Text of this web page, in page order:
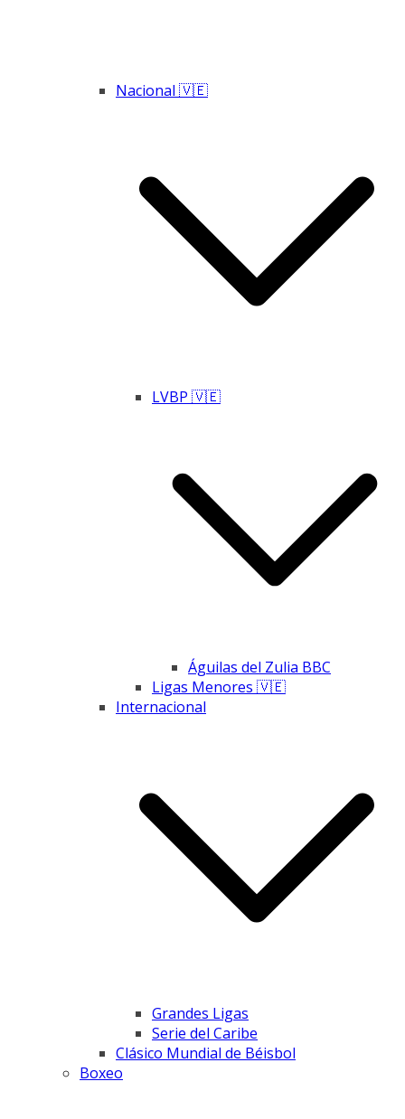
Nacional 🇻🇪
LVBP 🇻🇪
Águilas del Zulia BBC
Ligas Menores 🇻🇪
Internacional
Grandes Ligas
Serie del Caribe
Clásico Mundial de Béisbol
Boxeo